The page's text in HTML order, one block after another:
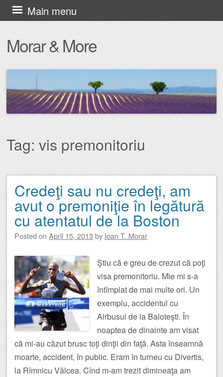
Morar & More
Main menu
Skip
to
content
Tag: vis premonitoriu
Post navigation
Credeţi sau nu credeţi, am
avut o premoniţie în legătură
cu atentatul de la Boston
Posted on April 15, 2013 by Ioan T. Morar
Ştiu că e greu de crezut că poţi
visa premonitoriu. Mie mi s-a
întîmplat de mai multe ori. Un
exemplu, accidentul cu
Airbusul de la Baloteşti. În
noaptea de dinainte am visat
că mi-au căzut brusc toţi dinţii din faţă. Asta înseamnă
moarte, accident, în public. Eram în turneu cu Divertis,
la Rîmnicu Vâlcea. Cînd m-am trezit dimineaţa am